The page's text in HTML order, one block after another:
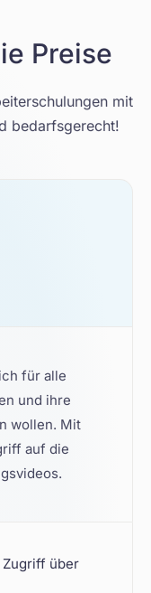
Preise
mit
bedarfsgerecht!
für alle
und ihre
wollen. Mit
auf die
über